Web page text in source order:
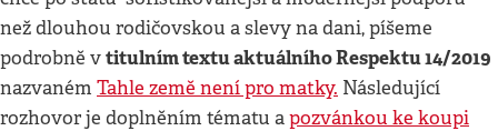
než dlouhou rodičovskou a slevy na dani, píšeme
podrobně vtitulním textu aktuálního Respektu 14/2019
nazvaném Tahle země není pro matky. Následující
rozhovor je doplněním tématu apozvánkou ke koupi